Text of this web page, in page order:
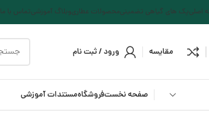
اصلیپک های گیاهی تضمینیمحصولات عطاریوبلاگ آموزشیتماس با ما
مقایسه ورود / ثبت نام
صفحه نخستفروشگاهمستندات آموزشی